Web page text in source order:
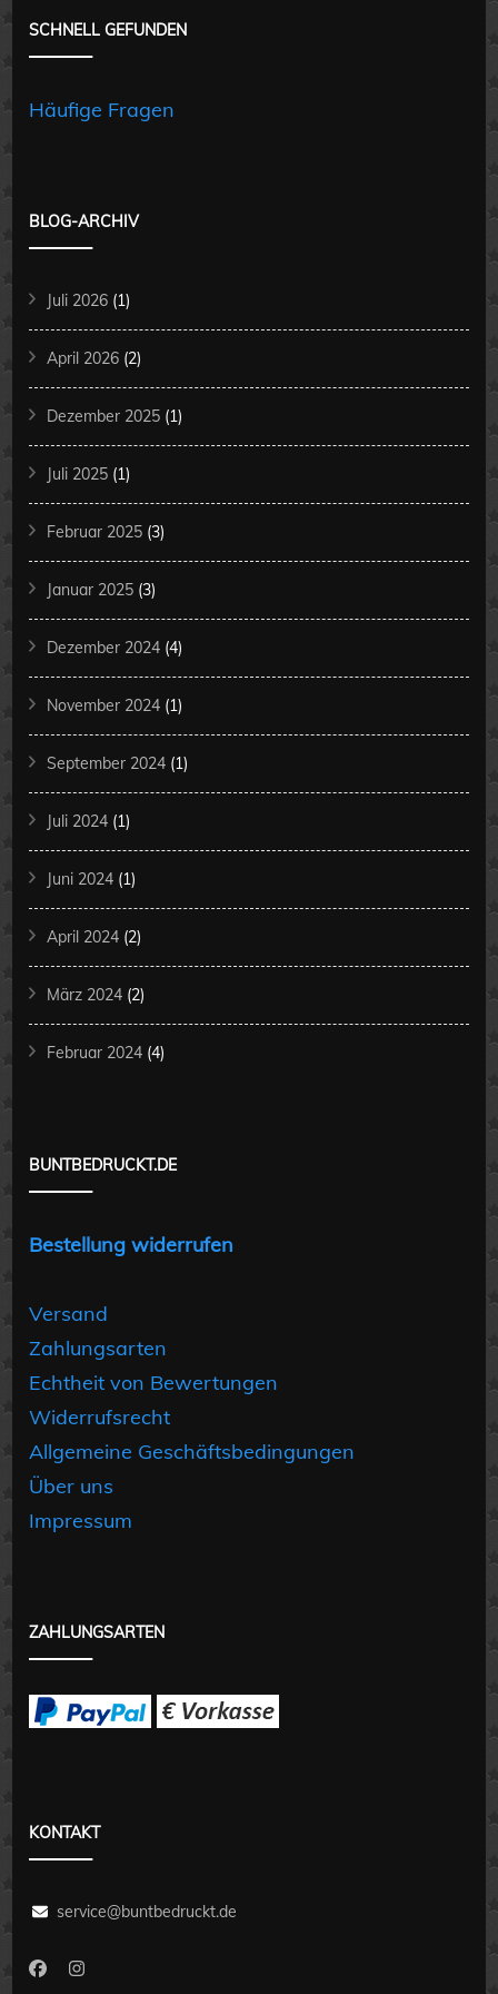
SCHNELL GEFUNDEN
Häufige Fragen
BLOG-ARCHIV
Juli 2026 (1)
April 2026 (2)
Dezember 2025 (1)
Juli 2025 (1)
Februar 2025 (3)
Januar 2025 (3)
Dezember 2024 (4)
November 2024 (1)
September 2024 (1)
Juli 2024 (1)
Juni 2024 (1)
April 2024 (2)
März 2024 (2)
Februar 2024 (4)
BUNTBEDRUCKT.DE
Bestellung widerrufen
Versand
Zahlungsarten
Echtheit von Bewertungen
Widerrufsrecht
Allgemeine Geschäftsbedingungen
Über uns
Impressum
ZAHLUNGSARTEN
KONTAKT
service@buntbedruckt.de